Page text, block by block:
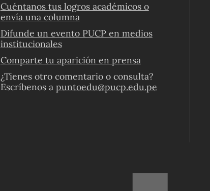
Cuéntanos tus logros académicos o
envía una columna
Difunde un evento PUCP en medios
institucionales
Comparte tu aparición en prensa
¿Tienes otro comentario o consulta?
Escríbenos a puntoedu@pucp.edu.pe